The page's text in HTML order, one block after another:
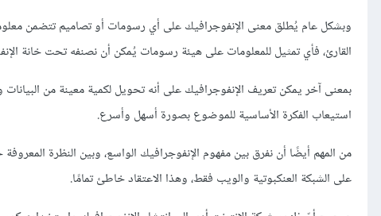
وبشكل عام يُطلق معنى الإنفوجرافيك على أي رسومات أو تصاميم تتضمن
القارئ، فأي تمثيل للمعلومات على هيئة رسومات يُمكن أن نصنفه تحت خانة
بمعنى آخر يمكن تعريف الإنفوجرافيك على أنه تحويل لكمية معينة من
استيعاب الفكرة الأساسية للموضوع بصورة أسهل وأسرع.
من المهم أيضًا أن نفرق بين مفهوم الإنفوجرافيك الواسع، وبين النظرة
على الشبكة العنكبوتية والويب فقط، وهذا الاعتقاد خاطئ تمامًا.